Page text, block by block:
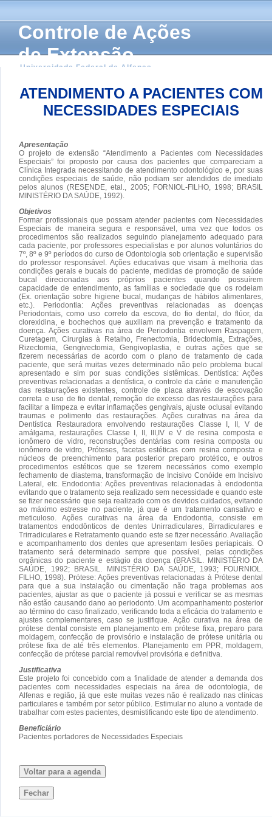
Controle de Ações
de Extensão
Universidade Federal de Alfenas
ATENDIMENTO A PACIENTES COM
NECESSIDADES ESPECIAIS
Apresentação
O projeto de extensão “Atendimento a Pacientes com Necessidades
Especiais” foi proposto por causa dos pacientes que compareciam a
Clínica Integrada necessitando de atendimento odontológico e, por suas
condições especiais de saúde, não podiam ser atendidos de imediato
pelos alunos (RESENDE, etal., 2005; FORNIOL-FILHO, 1998; BRASIL
MINISTÉRIO DA SAÚDE, 1992).
Objetivos
Formar profissionais que possam atender pacientes com Necessidades
Especiais de maneira segura e responsável, uma vez que todos os
procedimentos são realizados seguindo planejamento adequado para
cada paciente, por professores especialistas e por alunos voluntários do
7º, 8º e 9º períodos do curso de Odontologia sob orientação e supervisão
do professor responsável. Ações educativas que visam à melhoria das
condições gerais e bucais do paciente, medidas de promoção de saúde
bucal direcionadas aos próprios pacientes quando possuírem
capacidade de entendimento, as famílias e sociedade que os rodeiam
(Ex. orientação sobre higiene bucal, mudanças de hábitos alimentares,
etc.). Periodontia: Ações preventivas relacionadas as doenças
Periodontais, como uso correto da escova, do fio dental, do flúor, da
clorexidina, e bochechos que auxiliam na prevenção e tratamento da
doença. Ações curativas na área de Periodontia envolvem Raspagem,
Curetagem, Cirurgias à Retalho, Frenectomia, Bridectomia, Extrações,
Rizectomia, Gengivectomia, Gengivoplastia, e outras ações que se
fizerem necessárias de acordo com o plano de tratamento de cada
paciente, que será muitas vezes determinado não pelo problema bucal
apresentado e sim por suas condições sistêmicas. Dentística: Ações
preventivas relacionadas a dentística, o controle da cárie e manutenção
das restaurações existentes, controle de placa através de escovação
correta e uso de fio dental, remoção de excesso das restaurações para
facilitar a limpeza e evitar inflamações gengivais, ajuste oclusal evitando
traumas e polimento das restaurações. Ações curativas na área da
Dentística Restauradora envolvendo restaurações Classe I, II, V de
amálgama, restaurações Classe I, II, III,IV e V de resina composta e
ionômero de vidro, reconstruções dentárias com resina composta ou
ionômero de vidro, Próteses, facetas estéticas com resina composta e
núcleos de preenchimento para posterior preparo protético, e outros
procedimentos estéticos que se fizerem necessários como exemplo
fechamento de diastema, transformação de Incisivo Conóide em Incisivo
Lateral, etc. Endodontia: Ações preventivas relacionadas à endodontia
evitando que o tratamento seja realizado sem necessidade e quando este
se fizer necessário que seja realizado com os devidos cuidados, evitando
ao máximo estresse no paciente, já que é um tratamento cansativo e
meticuloso. Ações curativas na área da Endodontia, consiste em
tratamentos endodônticos de dentes Unirradiculares, Birradiculares e
Trirradiculares e Retratamento quando este se fizer necessário. Avaliação
e acompanhamento dos dentes que apresentam lesões periapicais. O
tratamento será determinado sempre que possível, pelas condições
orgânicas do paciente e estágio da doença (BRASIL. MINISTÉRIO DA
SAÚDE, 1992; BRASIL. MINISTÉRIO DA SAÚDE, 1993; FOURNIOL.
FILHO, 1998). Prótese: Ações preventivas relacionadas à Prótese dental
para que a sua instalação ou cimentação não traga problemas aos
pacientes, ajustar as que o paciente já possui e verificar se as mesmas
não estão causando dano ao periodonto. Um acompanhamento posterior
ao término do caso finalizado, verificando toda a eficácia do tratamento e
ajustes complementares, caso se justifique. Ação curativa na área de
prótese dental consiste em planejamento em prótese fixa, preparo para
moldagem, confecção de provisório e instalação de prótese unitária ou
prótese fixa de até três elementos. Planejamento em PPR, moldagem,
confecção de prótese parcial removível provisória e definitiva.
Justificativa
Este projeto foi concebido com a finalidade de atender a demanda dos
pacientes com necessidades especiais na área de odontologia, de
Alfenas e região, já que este muitas vezes não é realizado nas clínicas
particulares e também por setor público. Estimular no aluno a vontade de
trabalhar com estes pacientes, desmistificando este tipo de atendimento.
Beneficiário
Pacientes portadores de Necessidades Especiais
Voltar para a agenda
Fechar